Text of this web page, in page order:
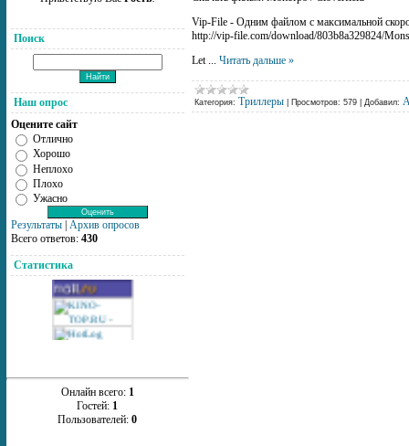
Поиск
Наш опрос
Оцените сайт
Отлично
Хорошо
Неплохо
Плохо
Ужасно
Результаты Архив опросов
Всего ответов: 430
Статистика
Онлайн всего: 1
Гостей: 1
Пользователей:0
Vip-File - Одним файлом с максимальной
http://vip-file.com/download/803b8a329824/
Let ... Читать дальше »
Категория: Триллеры Просмотров: 579 Добавил: